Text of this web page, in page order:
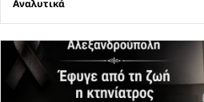
Αναλυτικά